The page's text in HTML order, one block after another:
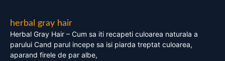
herbal gray hair
Herbal Gray Hair – Cum sa iti recapeti culoarea naturala a
parului Cand parul incepe sa isi piarda treptat culoarea,
aparand firele de par albe,